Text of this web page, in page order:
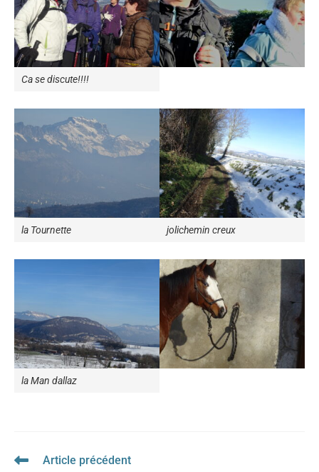
Ca se discute!!!!
la Tournette jolichemin creux
la Man dallaz
Read
Article précédent